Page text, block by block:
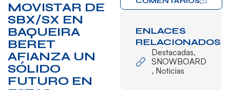
MOVISTAR DE
SBX/SX EN
BAQUEIRA
BERET
AFIANZA UN
SÓLIDO
FUTURO EN
ENLACES
RELACIONADOS
Destacadas,
SNOWBOARD
, Noticias